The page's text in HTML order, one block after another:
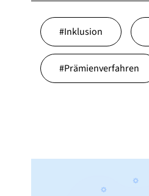
#Inklusion
#Prämienverfahren